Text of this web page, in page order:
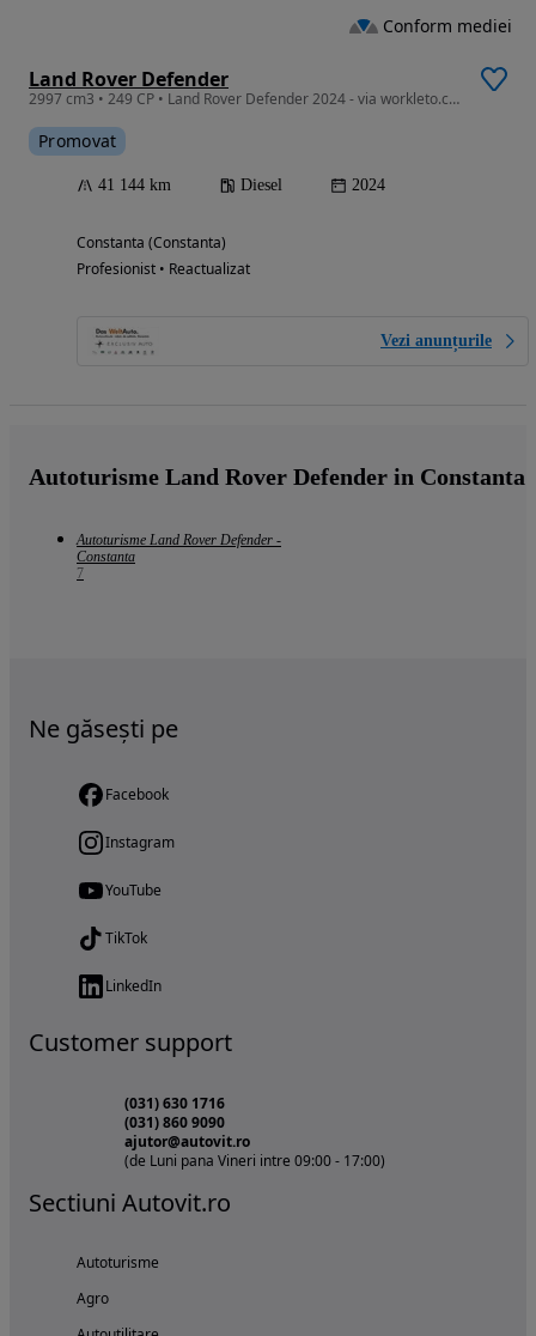
Land Rover Defender
2997 cm3 • 249 CP • Land Rover Defender 2024 - via workleto.com
Promovat
41 144 km Diesel 2024
Constanta (Constanta)
Profesionist • Reactualizat
Vezi anunțurile
Conform mediei
Autoturisme Land Rover Defender in Constanta
Autoturisme Land Rover Defender -
Constanta
7
Ne găsești pe
Facebook
Instagram
YouTube
TikTok
LinkedIn
Customer support
(031) 630 1716
(031) 860 9090
ajutor@autovit.ro
(de Luni pana Vineri intre 09:00 - 17:00)
Sectiuni Autovit.ro
Autoturisme
Agro